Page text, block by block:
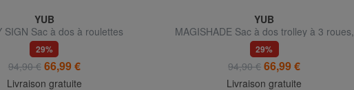
YUB
SIGN Sac à dos à roulettes
29%
94,90 € 66,99 €
Livraison gratuite
YUB
MAGISHADE Sac à dos trolley à 3 roues,
amovible
29%
94,90 € 66,99 €
Livraison gratuite